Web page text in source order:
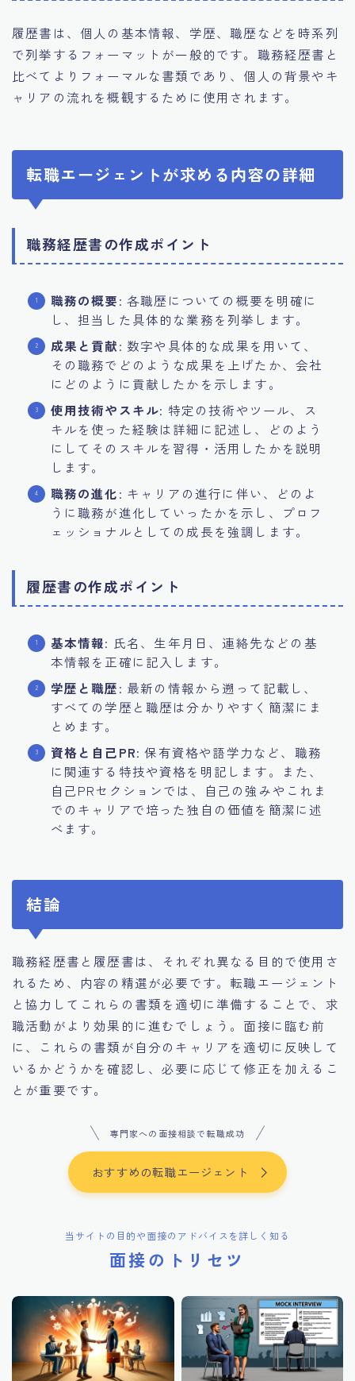
履歴書は、個人の基本情報、学歴、職歴などを時系列
で列挙するフォーマットが一般的です。職務経歴書と
比べてよりフォーマルな書類であり、個人の背景やキ
ャリアの流れを概観するために使用されます。
転職エージェントが求める内容の詳細
職務経歴書の作成ポイント
職務の概要: 各職歴についての概要を明確に
し、担当した具体的な業務を列挙します。
成果と貢献: 数字や具体的な成果を用いて、
その職務でどのような成果を上げたか、会社
にどのように貢献したかを示します。
使用技術やスキル: 特定の技術やツール、ス
キルを使った経験は詳細に記述し、どのよう
にしてそのスキルを習得・活用したかを説明
します。
職務の進化: キャリアの進行に伴い、どのよ
うに職務が進化していったかを示し、プロフ
ェッショナルとしての成長を強調します。
履歴書の作成ポイント
基本情報: 氏名、生年月日、連絡先などの基
本情報を正確に記入します。
学歴と職歴: 最新の情報から遡って記載し、
すべての学歴と職歴は分かりやすく簡潔にま
とめます。
資格と自己PR: 保有資格や語学力など、職務
に関連する特技や資格を明記します。また、
自己PRセクションでは、自己の強みやこれま
でのキャリアで培った独自の価値を簡潔に述
べます。
結論
職務経歴書と履歴書は、それぞれ異なる目的で使用さ
れるため、内容の精選が必要です。転職エージェント
と協力してこれらの書類を適切に準備することで、求
職活動がより効果的に進むでしょう。面接に臨む前
に、これらの書類が自分のキャリアを適切に反映して
いるかどうかを確認し、必要に応じて修正を加えるこ
とが重要です。
専門家への面接相談で転職成功
おすすめの転職エージェント
当サイトの目的や面接のアドバイスを詳しく知る
面接のトリセツ